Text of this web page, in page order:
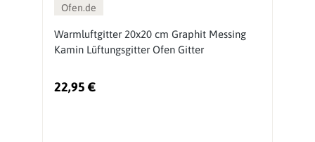
Ofen.de
Warmluftgitter 20x20 cm Graphit Messing
Kamin Lüftungsgitter Ofen Gitter
22,95 €